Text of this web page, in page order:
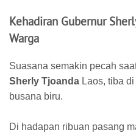
Kehadiran Gubernur
Warga
​Suasana semakin pecah
Sherly Tjoanda Laos, tiba
busana biru.
Di hadapan ribuan pasang